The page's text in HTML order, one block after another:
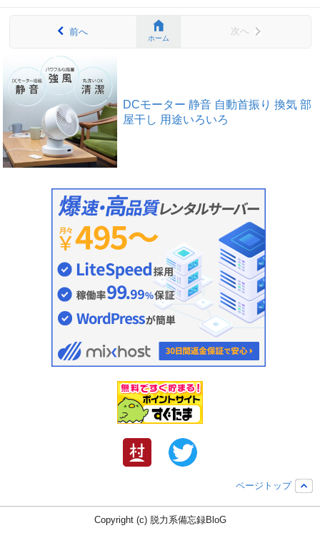
前へ
ホーム
次へ
DCモーター 静音 自動首振り 換気 部
屋干し 用途いろいろ
ページトップ
Copyright (c) 脱力系備忘録BloG